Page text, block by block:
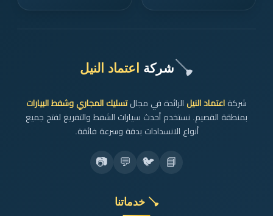
🪠شركة اعتماد النيل
شركة اعتماد النيل الرائدة في مجالتسليك المجاري وشفط البيارات
بمنطقة القصيم. نستخدم أحدث سيارات الشفط والتفريغ لفتح جميع
أنواع الانسدادات بدقة وسرعة فائقة.
📘
🐦
💬
📷
🪠 خدماتنا